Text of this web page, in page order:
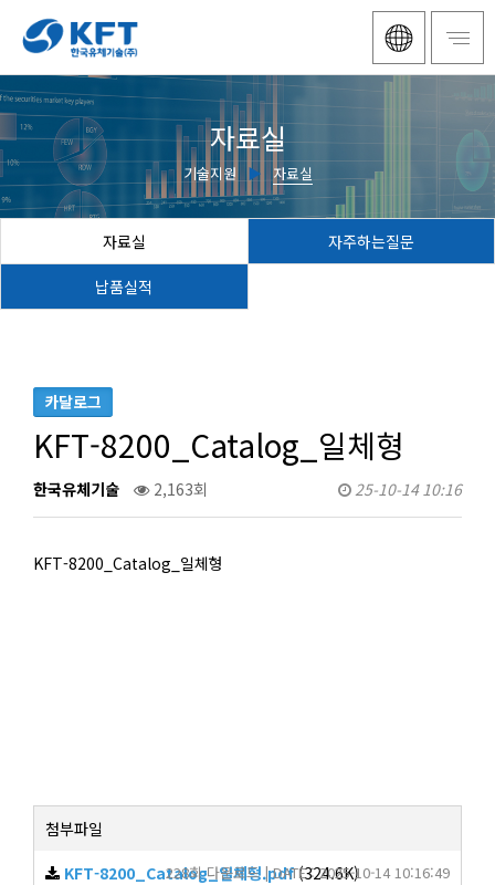
자료실
기술지원 ▶ 자료실
자료실 자주하는질문
납품실적
카달로그
KFT-8200_Catalog_일체형
한국유체기술 2,163회 25-10-14 10:16
KFT-8200_Catalog_일체형
첨부파일
KFT-8200_Catalog_일체형.pdf(324.6K)
228회 다운로드 | DATE : 2025-10-14 10:16:49